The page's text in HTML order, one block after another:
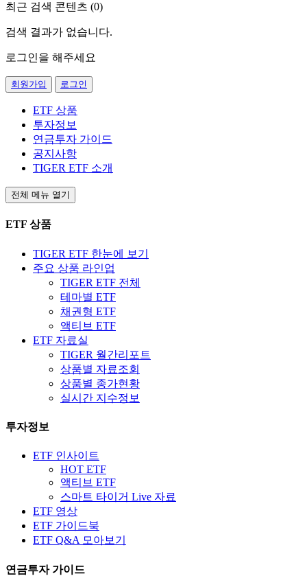
최근 검색 콘텐츠 (0)
검색 결과가 없습니다.
로그인을 해주세요
회원가입 로그인
ETF 상품
투자정보
연금투자 가이드
공지사항
TIGER ETF 소개
전체 메뉴 열기
ETF 상품
TIGER ETF 한눈에 보기
주요 상품 라인업
TIGER ETF 전체
테마별 ETF
채권형 ETF
액티브 ETF
ETF 자료실
TIGER 월간리포트
상품별 자료조회
상품별 종가현황
실시간 지수정보
투자정보
ETF 인사이트
HOT ETF
액티브 ETF
스마트 타이거 Live 자료
ETF 영상
ETF 가이드북
ETF Q&A 모아보기
연금투자 가이드